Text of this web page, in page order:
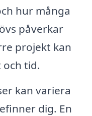
hur många
påverkar
projekt kan
tid.
kan variera
dig. En